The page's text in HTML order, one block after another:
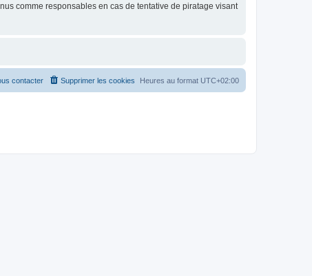
comme responsables en cas de tentative de piratage visant
Heures au format UTC+02:00
Supprimer les cookies
contacter